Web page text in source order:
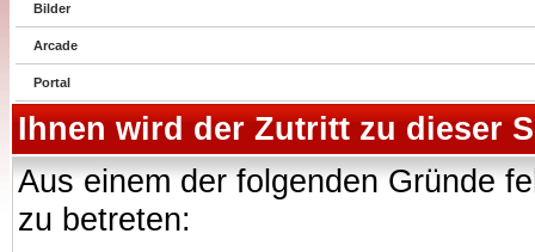
Bilder
Arcade
Portal
Ihnen wird der Zutritt zu dieser
Aus einem der folgenden Gründe
zu betreten: